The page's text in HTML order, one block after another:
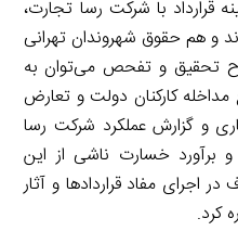
قرارداد با شرکت رسا تجارت،
و هم حقوق شهروندان تهرانی
تحقیق و تفحص می‌توان به
مداخله کارکنان دولت و تعارض
و گزارش عملکرد شرکت رسا
برآورد خسارت ناشی از این
اجرای مفاد قراردادها و آثار
کرد.